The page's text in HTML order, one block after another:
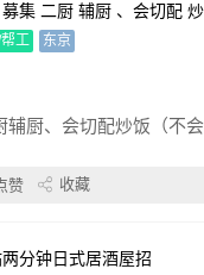
集 二厨 辅厨 、会切配
），愿意学的话
工 东京
厨、会切配炒饭（不
赞 收藏
分钟日式居酒屋招